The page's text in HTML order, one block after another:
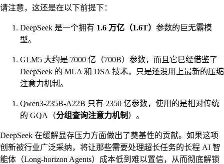
请注意，这还是在以下前提下：
DeepSeek 是一个拥有 1.6 万亿（1.6T） 参数的巨无霸模
型。
GLM5 大约是 7000 亿（700B）参数，而且它已经借鉴了
DeepSeek 的 MLA 和 DSA 技术，只是还没用上最新的压缩
注意力机制。
Qwen3-235B-A22B 只有 2350 亿参数，使用的是相对传统
的 GQA（分组查询注意力机制 ）。
DeepSeek 在缓解显存压力方面做出了奠基性的贡献。如果这项
创新被行业广泛采纳，将让那些需要处理超长任务的长程 AI 智
能体（Long-horizon Agents）成本低到难以置信，从而彻底解锁